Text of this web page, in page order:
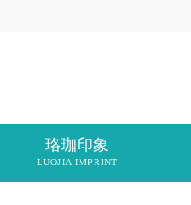
珞珈印象
LUOJIA IMPRINT